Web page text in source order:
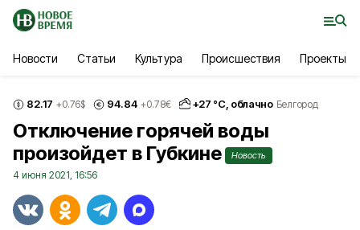
Новости Статьи Культура Происшествия Проекты
82.17 +0.76$ 94.84 +0.78€ +27 °С, облачно Белгород
Отключение горячей воды
произойдет в Губкине
Новость
4 июня 2021, 16:56